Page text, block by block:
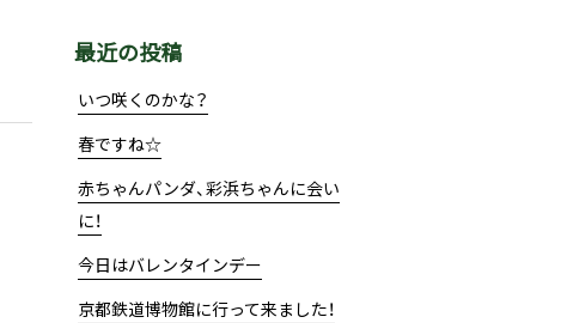
最近の投稿
いつ咲くのかな？
春ですね☆
赤ちゃんパンダ、彩浜ちゃんに会い
に！
今日はバレンタインデー
京都鉄道博物館に行って来ました！